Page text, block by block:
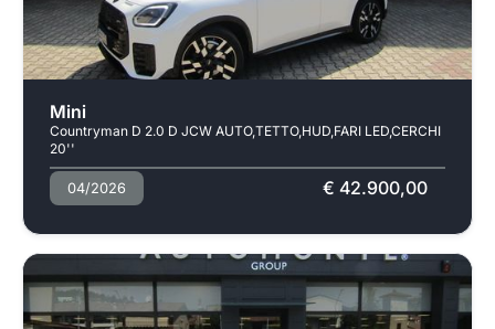
Mini
Countryman D 2.0 D JCW AUTO,TETTO,HUD,FARI LED,CERCHI
20''
04/2026 € 42.900,00